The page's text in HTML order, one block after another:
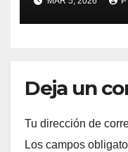
control
Deja un
Tu dirección de
Los campos